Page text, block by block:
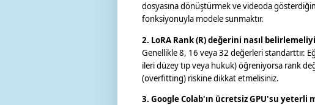
dosyasına dönüştürmek ve videoda
fonksiyonuyla modele sunmaktır.
2. LoRA Rank (R) değerini nasıl
Genellikle 8, 16 veya 32 değerleri standarttır.
ileri düzey tıp veya hukuk) öğreniyorsa rank
(overfitting) riskine dikkat etmelisiniz.
3. Google Colab'ın ücretsiz GPU'su yeterli